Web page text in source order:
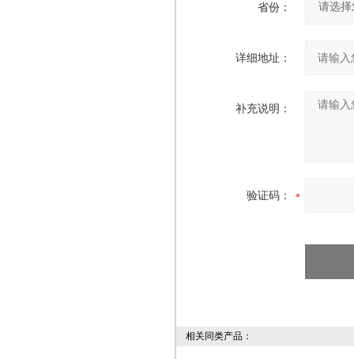
省份：
详细地址：
补充说明：
验证码：
相关同类产品：